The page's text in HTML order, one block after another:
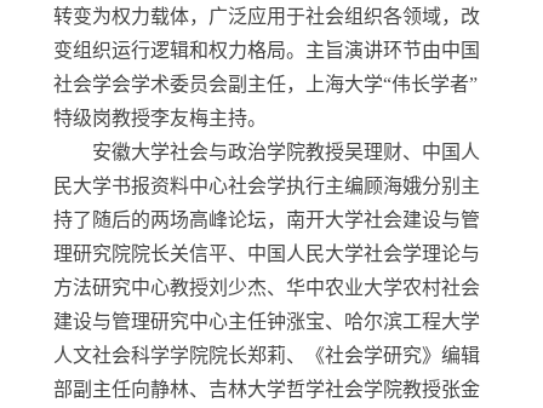
转变为权力载体，广泛应用于社会组织各领域，改
变组织运行逻辑和权力格局。主旨演讲环节由中国
社会学会学术委员会副主任，上海大学“伟长学者”
特级岗教授李友梅主持。
安徽大学社会与政治学院教授吴理财、中国人
民大学书报资料中心社会学执行主编顾海娥分别主
持了随后的两场高峰论坛，南开大学社会建设与管
理研究院院长关信平、中国人民大学社会学理论与
方法研究中心教授刘少杰、华中农业大学农村社会
建设与管理研究中心主任钟涨宝、哈尔滨工程大学
人文社会科学学院院长郑莉、《社会学研究》编辑
部副主任向静林、吉林大学哲学社会学院教授张金